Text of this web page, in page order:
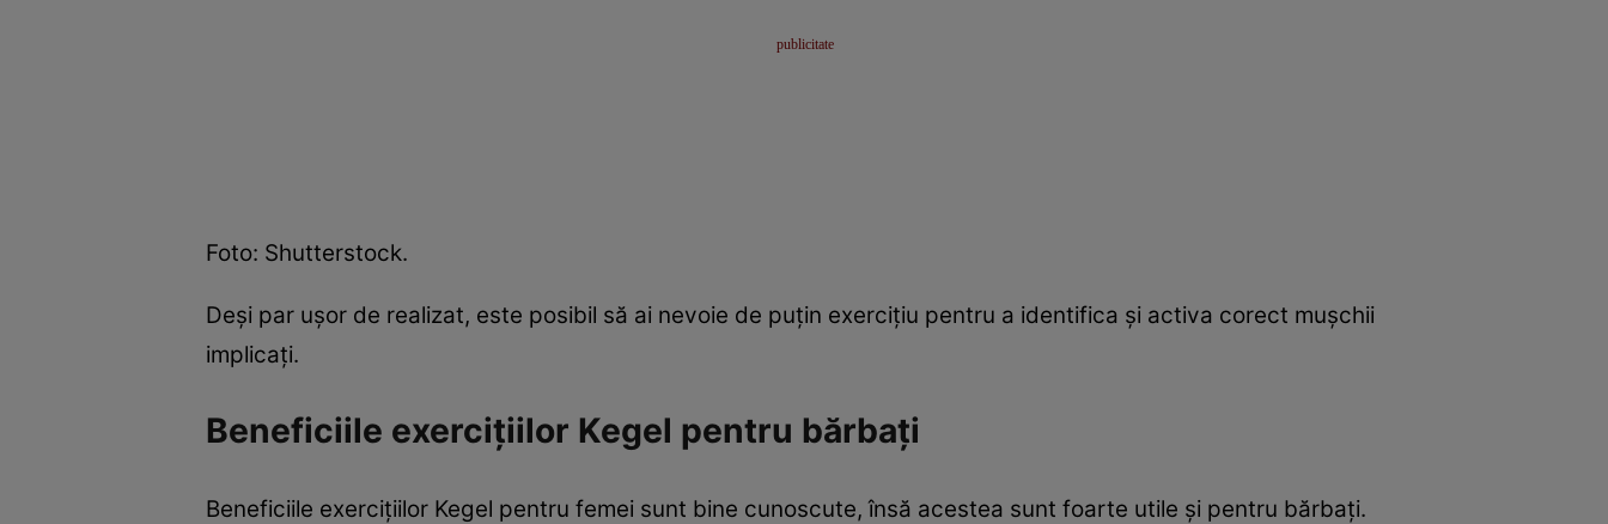
Foto: Shutterstock.
Deși par ușor de realizat, este posibil să ai nevoie de puțin exercițiu pentru a identifica și activa corect mușchii
implicați.
Beneficiile exercițiilor Kegel pentru bărbați
Beneficiile exercițiilor Kegel pentru femei sunt bine cunoscute, însă acestea sunt foarte utile și pentru bărbați.